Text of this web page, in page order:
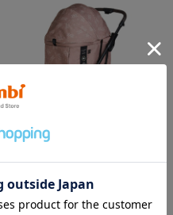
フィカゴー アジャイル 2
『FikaGO（フィカゴー）』か